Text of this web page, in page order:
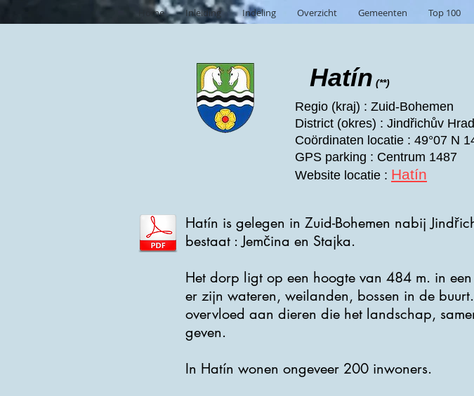
Home Inleiding Indeling Overzicht Gemeenten Top 100
Hatín (**)
Regio (kraj) : Zuid-Bohemen
District (okres) : Jindřichův
Coördinaten locatie : 49°07 N
GPS parking : Centrum 1487
Website locatie : Hatín
Hatín is gelegen in Zuid-Bohemen nabij
bestaat : Jemčina en Stajka.
Het dorp ligt op een hoogte van 484 m. in
er zijn wateren, weilanden, bossen in de
overvloed aan dieren die het landschap,
geven.
In Hatín wonen ongeveer 200 inwoners.